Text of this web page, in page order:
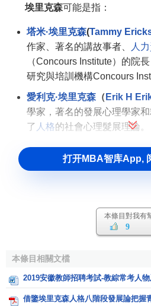
埃里克森可能是指：
塔米·埃里克森(Tammy
作家、著名的講故事者、
人
（Concours Institute）的院
研究與培訓機構Concours
愛利克·埃里克森 （Erik H
學家，著名的發展心理學家
了 人格的社會心理髮展理論。
打开MBA智库App,
本條目對我有
9
本條目相關文檔
2019安徽教師招聘考試-教綜常考人物
借鑒埃里克森人格八階段發展論把握